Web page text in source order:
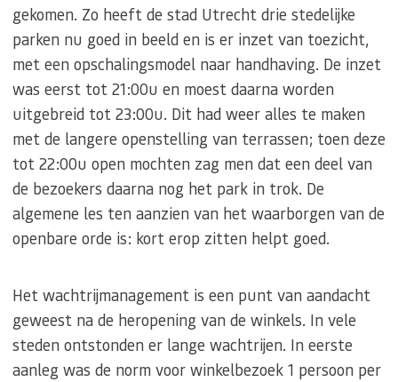
gekomen. Zo heeft de stad Utrecht drie stedelijke
parken nu goed in beeld en is er inzet van toezicht,
met een opschalingsmodel naar handhaving. De inzet
was eerst tot 21:00u en moest daarna worden
uitgebreid tot 23:00u. Dit had weer alles te maken
met de langere openstelling van terrassen; toen deze
tot 22:00u open mochten zag men dat een deel van
de bezoekers daarna nog het park in trok. De
algemene les ten aanzien van het waarborgen van de
openbare orde is: kort erop zitten helpt goed.
Het wachtrijmanagement is een punt van aandacht
geweest na de heropening van de winkels. In vele
steden ontstonden er lange wachtrijen. In eerste
aanleg was de norm voor winkelbezoek 1 persoon per